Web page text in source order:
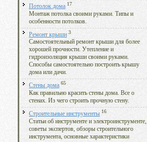
Потолок дома 17
Монтаж потолка своими руками. Типы и
особенности потолков.
Ремонт крыши 3
Самостоятельный ремонт крыши для более
хорошей прочности. Утепление и
гидроизоляция крыши своими руками.
Способы самостоятельно построить крышу
дома или дачи.
Стены дома 65
Как правильно красить стены дома. Все о
стенах. Из чего строить прочную стену.
Строительные инструменты 16
Статьи об инструменте и электроинструменте,
советы экспертов, обзоры строительного
инструмента, основные характеристики